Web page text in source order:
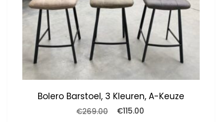
Bolero Barstoel, 3 Kleuren, A-Keuze
€269.00
Oorspronkelijke
€115.00